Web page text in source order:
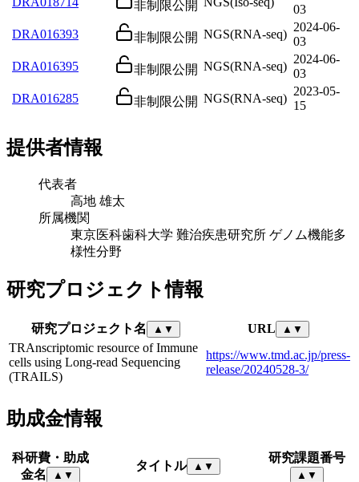
非制限公開
03
DRA016393
非制限公開 NGS(RNA-seq)
2024-06-
03
DRA016395
非制限公開 NGS(RNA-seq)
2024-06-
03
DRA016285
非制限公開 NGS(RNA-seq)
2023-05-
15
提供者情報
代表者
高地 雄太
所属機関
東京医科歯科大学 難治疾患研究所 ゲノム機能多
様性分野
研究プロジェクト情報
研究プロジェクト名 ▲ ▼ URL ▲ ▼
TRAnscriptomic resource of Immune
cells using Long-read Sequencing
(TRAILS)
https://www.tmd.ac.jp/press-
release/20240528-3/
助成金情報
科研費・助成
金名
▲ ▼
タイトル ▲ ▼
研究課題番号
▲ ▼